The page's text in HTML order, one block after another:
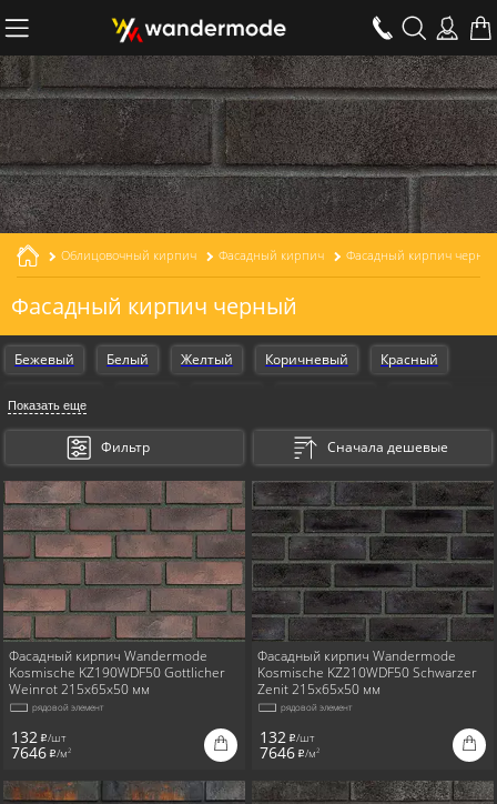
Облицовочный кирпич Фасадный кирпич Фасадный кирпич
Фасадный кирпич черный
Бежевый Белый Желтый Коричневый Красный
Оранжевый
Для наружной отделки
Показать еще
Фильтр Сначала дешевые
Фасадный кирпич Wandermode
Kosmische KZ190WDF50 Gottlicher
Weinrot 215x65x50 мм
рядовой элемент
132 i/шт
7646 i/м2
Фасадный кирпич Wandermode
Kosmische KZ210WDF50 Schwarzer
Zenit 215x65x50 мм
рядовой элемент
132 i/шт
7646 i/м2